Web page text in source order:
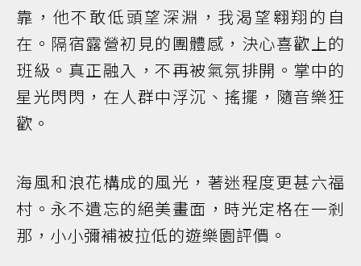
靠，他不敢低頭望深淵，我渴望翱翔的自
在。隔宿露營初見的團體感，決心喜歡上的
班級。真正融入，不再被氣氛排開。掌中的
星光閃閃，在人群中浮沉、搖擺，隨音樂狂
歡。
海風和浪花構成的風光，著迷程度更甚六福
村。永不遺忘的絕美畫面，時光定格在一剎
那，小小彌補被拉低的遊樂園評價。